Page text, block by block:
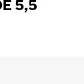
5,5